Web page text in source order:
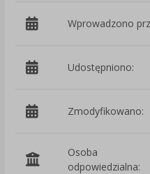
Wprowadzono
Udostępniono:
Zmodyfikowano:
Osoba
odpowiedzialna: